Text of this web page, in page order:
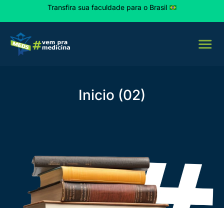
Transfira sua faculdade para o Brasil
Inicio (02)